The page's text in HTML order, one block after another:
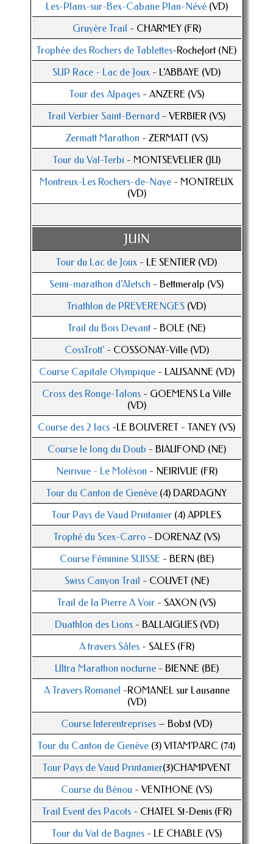
Les-Plans-sur-Bex-Cabane Plan-Névé(VD)
Gruyère Trail - CHARMEY (FR)
Trophée des Rochers de Tablettes-Rochefort (NE)
SUP Race - Lac de Joux - L'ABBAYE (VD)
Tour des Alpages- ANZERE (VS)
Trail Verbier Saint-Bernard - VERBIER (VS)
Zermatt Marathon - ZERMATT (VS)
Tour du Val-Terbi - MONTSEVELIER (JU)
Montreux-Les Rochers-de-Naye - MONTREUX
(VD)
JUIN
Tour du Lac de Joux - LE SENTIER (VD)
Semi-marathon d'Aletsch - Bettmeralp (VS)
Triathlon de PREVERENGES (VD)
Trail du Bois Devant - BOLE (NE)
CossTrott'- COSSONAY-Ville (VD)
Course Capitale Olympique- LAUSANNE (VD)
Cross des Ronge-Talons - GOEMENS La Ville
(VD)
Course des 2 lacs -LE BOUVERET - TANEY (VS)
Course le long du Doub - BIAUFOND (NE)
Neirivue - Le Molèson - NEIRIVUE (FR)
Tour du Canton de Genève (4) DARDAGNY
Tour Pays de Vaud Printanier (4) APPLES
Trophé du Scex-Carro- DORENAZ (VS)
Course Féminine SUISSE - BERN (BE)
Swiss Canyon Trail - COUVET (NE)
Trail de la Pierre A Voir - SAXON (VS)
Duathlon des Lions- BALLAIGUES (VD)
A travers Sâles- SALES (FR)
Ultra Marathon nocturne - BIENNE (BE)
A Travers Romanel -ROMANEL sur Lausanne
(VD)
Course Interentreprises – Bobst (VD)
Tour du Canton de Genève (3) VITAM'PARC (74)
Tour Pays de Vaud Printanier(3)CHAMPVENT
Course du Bénou - VENTHONE (VS)
Trail Event des Pacots- CHATEL St-Denis (FR)
Tour du Val de Bagnes- LE CHABLE (VS)